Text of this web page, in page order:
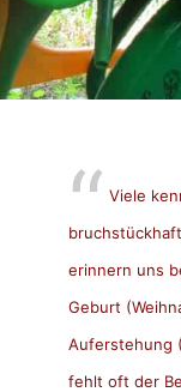
Viele
erinnern uns
Geburt
Auferstehung
fehlt oft der